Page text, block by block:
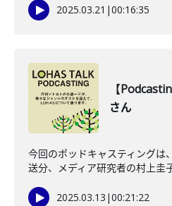
2025.03.21 |00:16:35
【
さん
今回のポッドキャスティングは
送分、メディア研究者の村上圭
2025.03.13 |00:21:22